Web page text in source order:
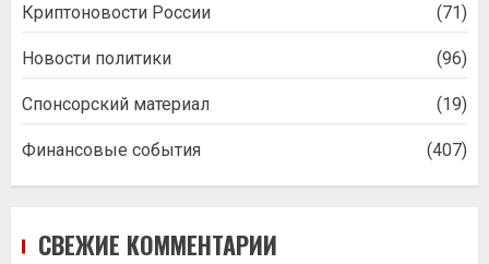
Криптоновости России (71)
Новости политики (96)
Спонсорский материал (19)
Финансовые события (407)
СВЕЖИЕ КОММЕНТАРИИ